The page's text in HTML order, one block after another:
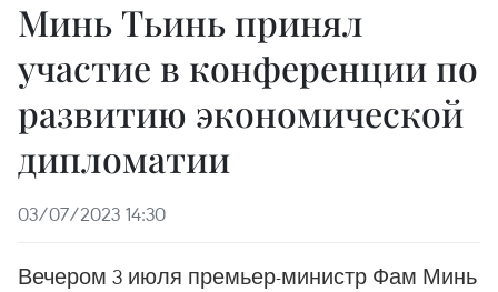
Минь Тьинь принял
участие в конференции по
развитию экономической
дипломатии
03/07/2023 14:30
Вечером 3 июля премьер-министр Фам Минь